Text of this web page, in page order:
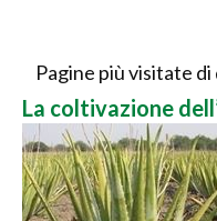
Pagine più visitate
La coltivazione